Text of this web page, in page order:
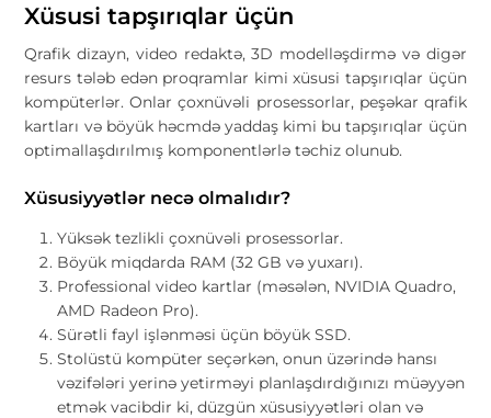
Xüsusi tapşırıqlar üçün
Qrafik dizayn, video redaktə, 3D modelləşdirmə və digər
resurs tələb edən proqramlar kimi xüsusi tapşırıqlar üçün
kompüterlər. Onlar çoxnüvəli prosessorlar, peşəkar qrafik
kartları və böyük həcmdə yaddaş kimi bu tapşırıqlar üçün
optimallaşdırılmış komponentlərlə təchiz olunub.
Xüsusiyyətlər necə olmalıdır?
Yüksək tezlikli çoxnüvəli prosessorlar.
Böyük miqdarda RAM (32 GB və yuxarı).
Professional video kartlar (məsələn, NVIDIA Quadro,
AMD Radeon Pro).
Sürətli fayl işlənməsi üçün böyük SSD.
Stolüstü kompüter seçərkən, onun üzərində hansı
vəzifələri yerinə yetirməyi planlaşdırdığınızı müəyyən
etmək vacibdir ki, düzgün xüsusiyyətləri olan və